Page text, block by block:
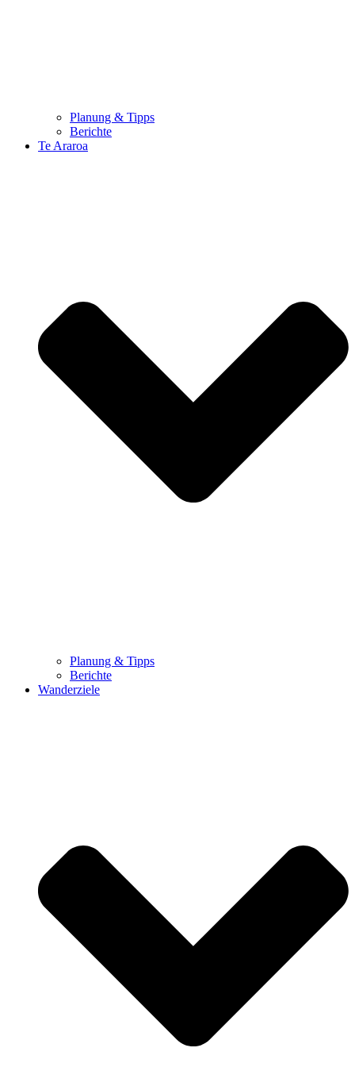
Planung & Tipps
Berichte
Te Araroa
Planung & Tipps
Berichte
Wanderziele